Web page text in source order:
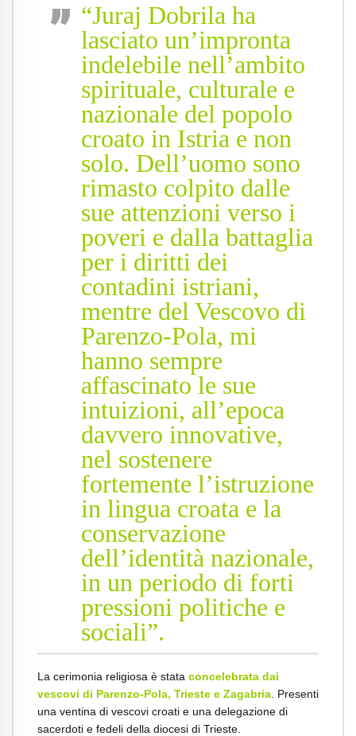
“Juraj Dobrila ha
lasciato un’impronta
indelebile nell’ambito
spirituale, culturale e
nazionale del popolo
croato in Istria e non
solo. Dell’uomo sono
rimasto colpito dalle
sue attenzioni verso i
poveri e dalla battaglia
per i diritti dei
contadini istriani,
mentre del Vescovo di
Parenzo-Pola, mi
hanno sempre
affascinato le sue
intuizioni, all’epoca
davvero innovative,
nel sostenere
fortemente l’istruzione
in lingua croata e la
conservazione
dell’identità nazionale,
in un periodo di forti
pressioni politiche e
sociali”.
La cerimonia religiosa è stata concelebrata dai
vescovi di Parenzo-Pola, Trieste e Zagabria . Presenti
una ventina di vescovi croati e una delegazione di
sacerdoti e fedeli della diocesi di Trieste.